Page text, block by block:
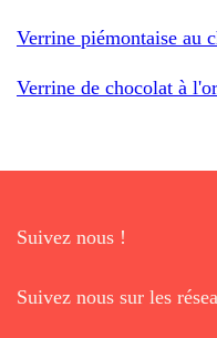
Verrine piémontaise au
Verrine de chocolat à
Suivez nous !
Suivez nous sur les